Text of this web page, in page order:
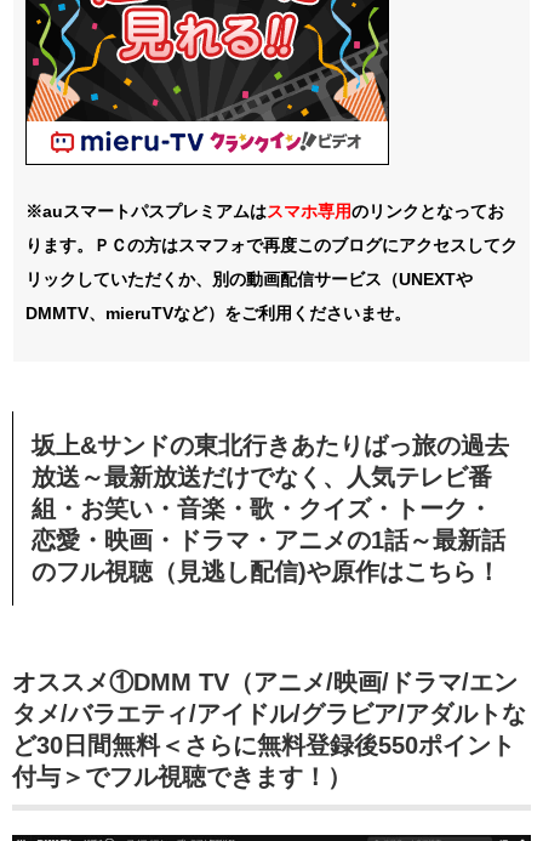
※auスマートパスプレミアムはスマホ専用のリンクとなってお
ります。ＰＣの方はスマフォで再度このブログにアクセスしてク
リックしていただくか、別の動画配信サービス（UNEXTや
DMMTV、mieruTVなど）をご利用くださいませ。
坂上&サンドの東北行きあたりばっ旅の過去
放送～最新放送だけでなく、人気テレビ番
組・お笑い・音楽・歌・クイズ・トーク・
恋愛・映画・ドラマ・アニメの1話～最新話
のフル視聴（見逃し配信)や原作はこちら！
オススメ①DMM TV（アニメ/映画/ドラマ/エン
タメ/バラエティ/アイドル/グラビア/アダルトな
ど30日間無料＜さらに無料登録後550ポイント
付与＞でフル視聴できます！）